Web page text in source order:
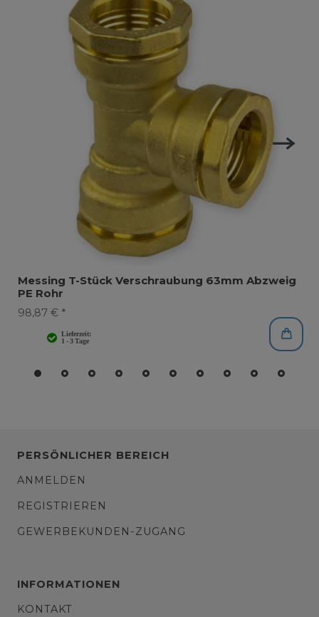
Messing T-Stück Verschraubung 63mm Abzweig
PE Rohr
98,87 € *
PERSÖNLICHER BEREICH
ANMELDEN
REGISTRIEREN
GEWERBEKUNDEN-ZUGANG
INFORMATIONEN
KONTAKT